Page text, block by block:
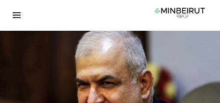
انتقل